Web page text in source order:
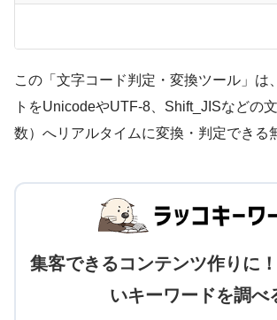
この「文字コード判定・変換ツール」は
トをUnicodeやUTF-8、Shift_JISなどの
数）へリアルタイムに変換・判定できる
集客できるコンテンツ作りに
いキーワードを調べ